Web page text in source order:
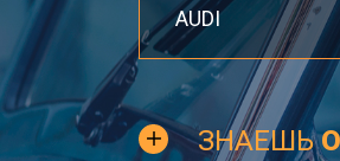
AUDI
ЗНАЕШЬ